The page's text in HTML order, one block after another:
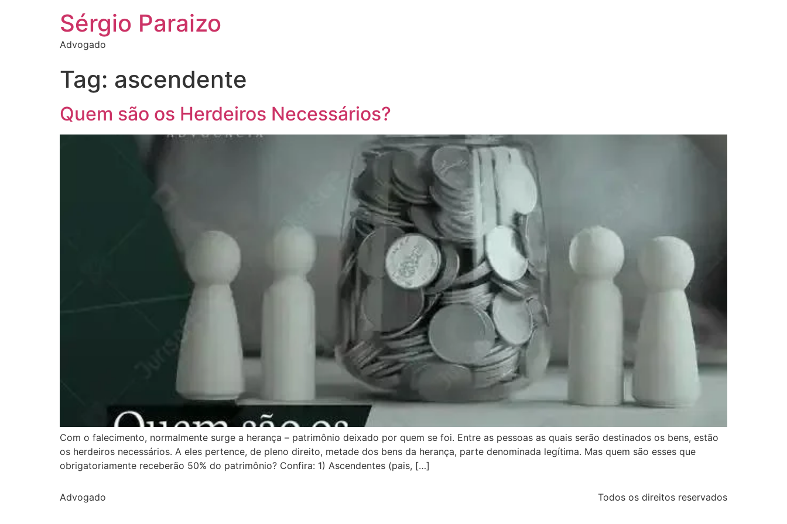
Sérgio Paraizo
Advogado
Tag: ascendente
Quem são os Herdeiros Necessários?
Com o falecimento, normalmente surge a herança – patrimônio deixado por quem se foi. Entre as pessoas as quais serão destinados os bens, estão
os herdeiros necessários. A eles pertence, de pleno direito, metade dos bens da herança, parte denominada legítima. Mas quem são esses que
obrigatoriamente receberão 50% do patrimônio? Confira: 1) Ascendentes (pais, […]
Advogado Todos os direitos reservados